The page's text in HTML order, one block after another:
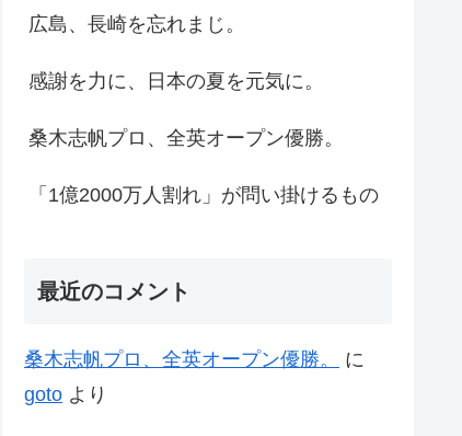
広島、長崎を忘れまじ。
感謝を力に、日本の夏を元気に。
桑木志帆プロ、全英オープン優勝。
「1億2000万人割れ」が問い掛けるもの
最近のコメント
桑木志帆プロ、全英オープン優勝。
に
goto より